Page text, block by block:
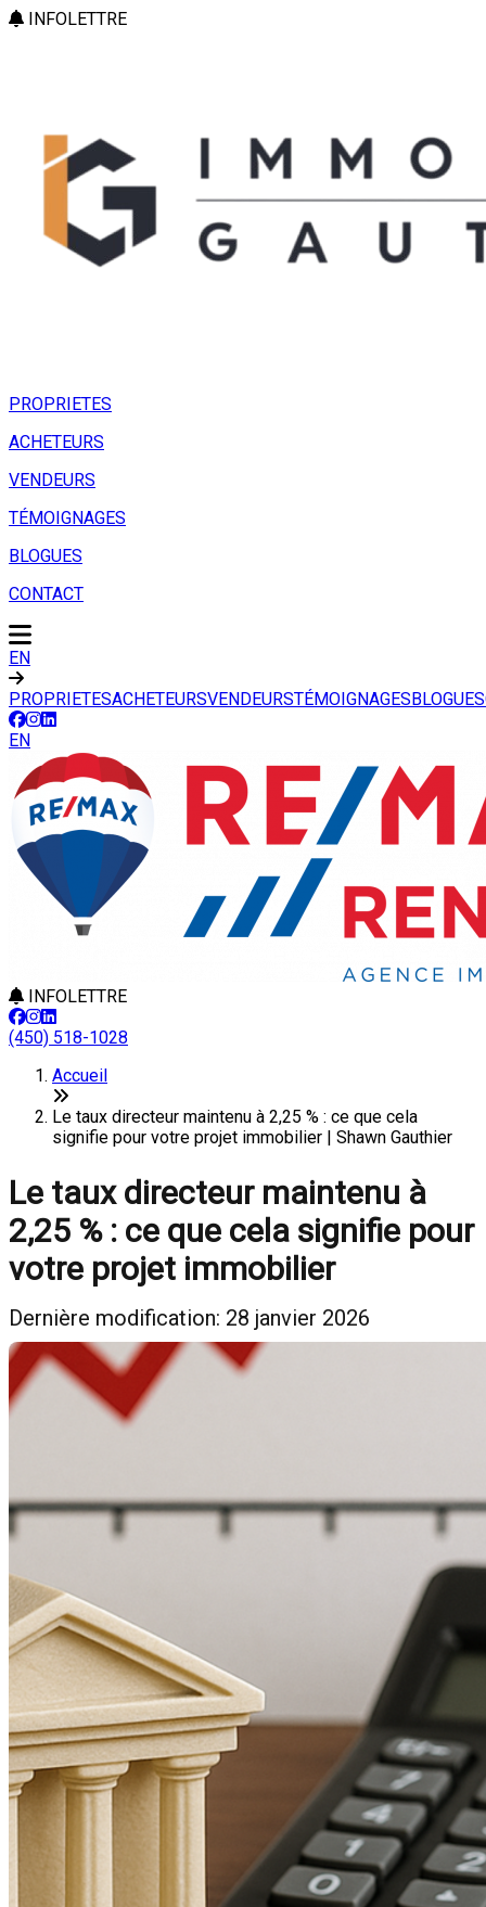
INFOLETTRE
PROPRIETES
ACHETEURS
VENDEURS
TÉMOIGNAGES
BLOGUES
CONTACT
EN
PROPRIETESACHETEURSVENDEURSTÉMOIGNAGESBLOGUES
EN
INFOLETTRE
(450) 518-1028
Accueil
Le taux directeur maintenu à 2,25 % : ce que cela
signifie pour votre projet immobilier | Shawn Gauthier
Le taux directeur maintenu à
2,25 % : ce que cela signifie pour
votre projet immobilier
Dernière modification: 28 janvier 2026